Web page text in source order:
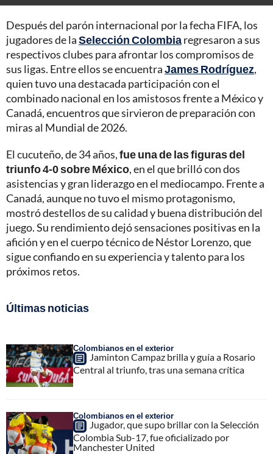
Después del parón internacional por la fecha FIFA, los
jugadores de laSelección Colombiaregresaron a sus
respectivos clubes para afrontar los compromisos de
sus ligas. Entre ellos se encuentraJames Rodríguez,
quien tuvo una destacada participación con el
combinado nacional en los amistosos frente a México y
Canadá, encuentros que sirvieron de preparación con
miras al Mundial de 2026.
El cucuteño, de 34 años,fue una de las figuras del
triunfo 4-0 sobre México, en el que brilló con dos
asistencias y gran liderazgo en el mediocampo. Frente a
Canadá, aunque no tuvo el mismo protagonismo,
mostró destellos de su calidad y buena distribución del
juego. Su rendimiento dejó sensaciones positivas en la
afición y en el cuerpo técnico de Néstor Lorenzo, que
sigue confiando en su experiencia y talento para los
próximos retos.
Últimas noticias
Colombianos en el exterior
Jaminton Campaz brilla y guía a Rosario
Central al triunfo, tras una semana crítica
Colombianos en el exterior
Jugador, que supo brillar con la Selección
Colombia Sub-17, fue oficializado por
Manchester United